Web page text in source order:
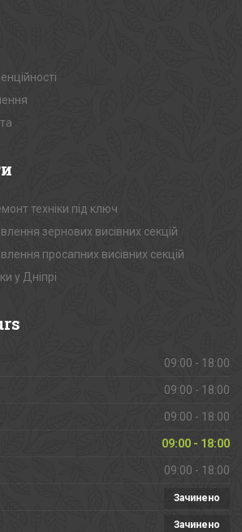
техніки під ключ
зернових висівних секцій
просапних висівних секцій
у Дніпрі
09:00 - 18:00
09:00 - 18:00
09:00 - 18:00
09:00 - 18:00
09:00 - 18:00
Зачинено
Зачинено